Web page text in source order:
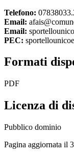
Telefono:
Email:
Email:
PEC:
Formati
PDF
Licenza di
Pubblico dominio
Pagina aggiornata il